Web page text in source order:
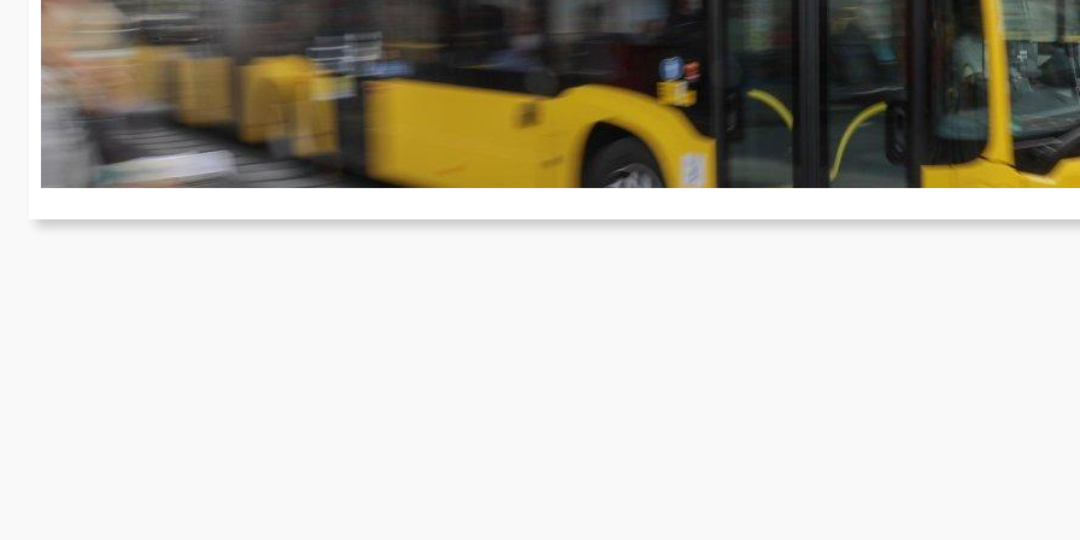
fehlenden Fahrern
Nov. 19, 2023
Zum Fahrplanwechsel am 10. Dezember reduzieren die Berliner
Verkehrsbetriebe (BVG) ihr Busangebot drastisch. Grund dafür, ist laut
dem Unternehmen Personalmangel.